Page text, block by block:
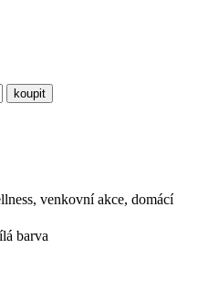
venkovní akce, domácí
barva